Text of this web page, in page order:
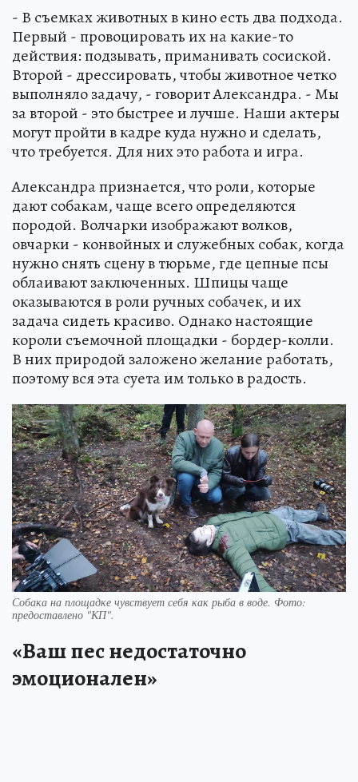
- В съемках животных в кино есть два подхода.
Первый - провоцировать их на какие-то
действия: подзывать, приманивать сосиской.
Второй - дрессировать, чтобы животное четко
выполняло задачу, - говорит Александра. - Мы
за второй - это быстрее и лучше. Наши актеры
могут пройти в кадре куда нужно и сделать,
что требуется. Для них это работа и игра.
Александра признается, что роли, которые
дают собакам, чаще всего определяются
породой. Волчарки изображают волков,
овчарки - конвойных и служебных собак, когда
нужно снять сцену в тюрьме, где цепные псы
облаивают заключенных. Шпицы чаще
оказываются в роли ручных собачек, и их
задача сидеть красиво. Однако настоящие
короли съемочной площадки - бордер-колли.
В них природой заложено желание работать,
поэтому вся эта суета им только в радость.
Собака на площадке чувствует себя как рыба в воде. Фото:
предоставлено "КП".
«Ваш пес недостаточно
эмоционален»